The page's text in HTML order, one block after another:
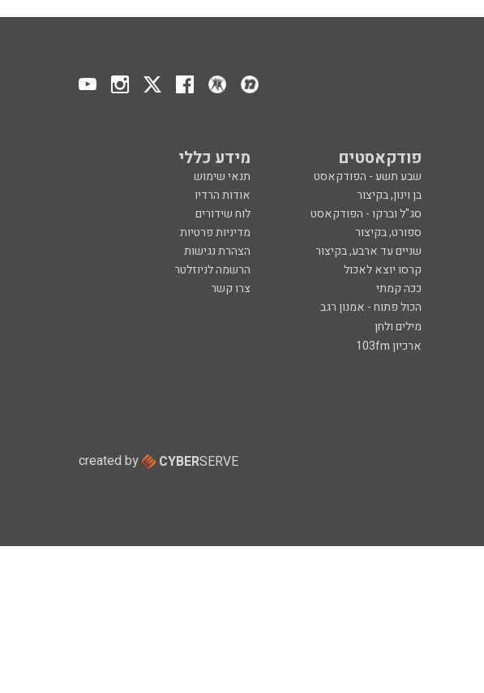
פודקאסטים מידע כללי
שבע תשע - הפודקאסט
תנאי שימוש
בן וינון, בקיצור
אודות הרדיו
סג"ל וברקו - הפודקאסט
לוח שידורים
ספורט, בקיצור
מדיניות פרטיות
שניים עד ארבע, בקיצור
הצהרת נגישות
קרסו יוצא לאכול
הרשמה לניוזלטר
ככה קמתי
צרו קשר
הכול פתוח - אמנון רגב
מילים ולחן
ארכיון 103fm
created by CYBERSERVE